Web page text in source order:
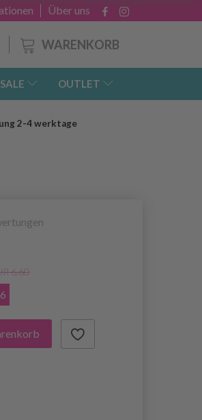
Über uns
WARENKORB
OUTLET
2-4 werktage
6.60